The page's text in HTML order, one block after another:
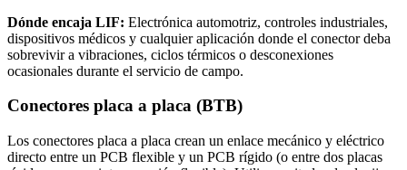
Dónde encaja LIF: Electrónica automotriz, controles industriales,
dispositivos médicos y cualquier aplicación donde el conector deba
sobrevivir a vibraciones, ciclos térmicos o desconexiones
ocasionales durante el servicio de campo.
Conectores placa a placa (BTB)
Los conectores placa a placa crean un enlace mecánico y eléctrico
directo entre un PCB flexible y un PCB rígido (o entre dos placas